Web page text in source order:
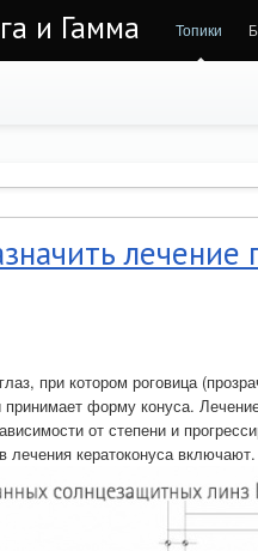
и Гамма Топики
лечение
при котором роговица
форму конуса.
от степени и
кератоконуса включают.